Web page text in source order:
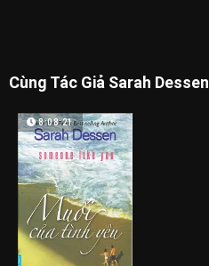
Cùng Tác Giả Sarah Dessen
8:08:21